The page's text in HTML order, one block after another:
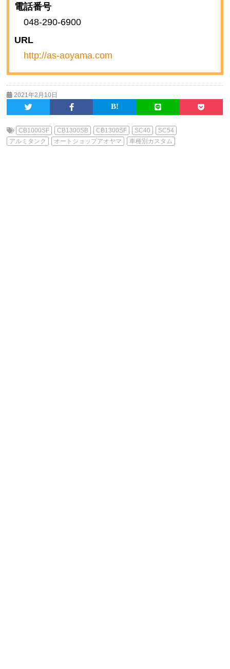
電話番号
048-290-6900
URL
http://as-aoyama.com
2021年2月10日
CB1000SF CB1300SB CB1300SF SC40
SC54
アルミタンク
オートショップアオヤマ 車種別カスタム